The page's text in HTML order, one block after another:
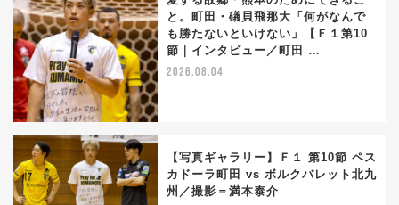
と。町田・礒貝飛那大「何がなんで
も勝たないといけない」【Ｆ１第10
節｜インタビュー／町田 …
2026.08.04
【写真ギャラリー】Ｆ１ 第10節 ペス
カドーラ町田 vs ボルクバレット北九
州／撮影＝満本泰介